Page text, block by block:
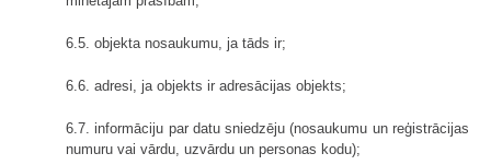
6.5. objekta nosaukumu, ja tāds ir;
6.6. adresi, ja objekts ir adresācijas objekts;
6.7. informāciju par datu sniedzēju (nosaukumu un reģistrācijas
numuru vai vārdu, uzvārdu un personas kodu);